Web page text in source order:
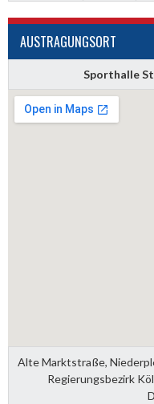
AUSTRAGUNGSORT
Sporthalle
Alte Marktstraße,
Regierungsbezirk